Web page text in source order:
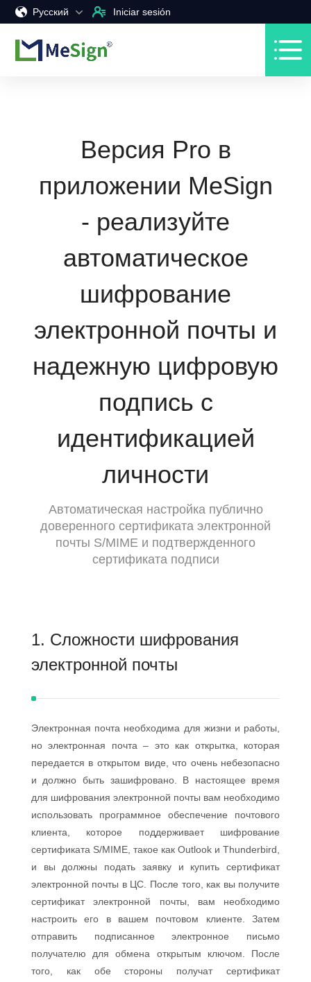
Pусский Iniciar sesión
Версия Pro в
приложении MeSign
- реализуйте
автоматическое
шифрование
электронной почты и
надежную цифровую
подпись с
идентификацией
личности
Автоматическая настройка публично
доверенного сертификата электронной
почты S/MIME и подтвержденного
сертификата подписи
1. Сложности шифрования
электронной почты
Электронная почта необходима для жизни и работы,
но электронная почта – это как открытка, которая
передается в открытом виде, что очень небезопасно
и должно быть зашифровано. В настоящее время
для шифрования электронной почты вам необходимо
использовать программное обеспечение почтового
клиента, которое поддерживает шифрование
сертификата S/MIME, такое как Outlook и Thunderbird,
и вы должны подать заявку и купить сертификат
электронной почты в ЦС. После того, как вы получите
сертификат электронной почты, вам необходимо
настроить его в вашем почтовом клиенте. Затем
отправить подписанное электронное письмо
получателю для обмена открытым ключом. После
того, как обе стороны получат сертификат